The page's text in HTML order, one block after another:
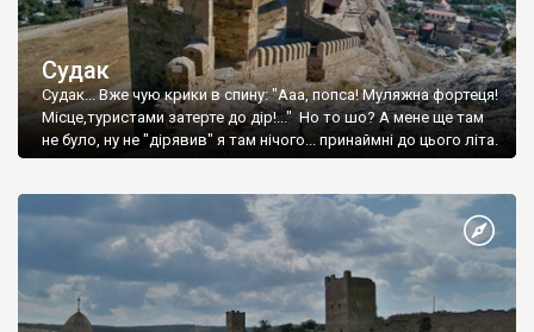
Судак
Судак... Вже чую крики в спину: "Ааа, попса! Муляжна фортеця!
Місце,туристами затерте до дір!..." Но то шо? А мене ще там
не було, ну не "дірявив" я там нічого... принаймні до цього літа.